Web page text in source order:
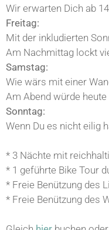
Wir erwarten Dich ab
Freitag:
Mit der inkludierten
Am Nachmittag lockt
Samstag:
Wie wärs mit einer
Am Abend würde
Sonntag:
Wenn Du es nicht eilig
* 3 Nächte mit
* 1 geführte Bike Tour
* Freie Benützung des
* Freie Benützung des